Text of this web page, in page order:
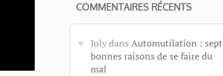
COMMENTAIRES RÉCENTS
Jolydans Automutilation : sept
bonnes raisons de se faire du
mal